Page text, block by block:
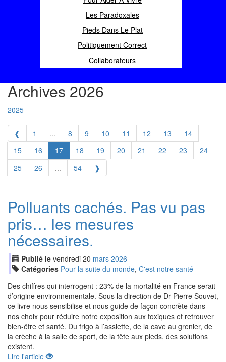
Les Paradoxales
Pieds Dans Le Plat
Politiquement Correct
Collaborateurs
Archives 2026
2025
❰ 1 ... 8 9 10 11 12 13
14
15
16 17 18 19 20 21 22 23
24
25
26 ... 54 ❱
Polluants cachés. Pas vu pas
pris… les mesures
nécessaires.
Publié le vendredi 20 mars 2026
Catégories Pour la suite du monde, C'est notre santé
Des chiffres qui interrogent : 23% de la mortalité en France serait
d’origine environnementale. Sous la direction de Dr Pierre Souvet,
ce livre nous sensibilise et nous guide de façon concrète dans
nos choix pour réduire notre exposition aux toxiques et retrouver
bien-être et santé. Du frigo à l’assiette, de la cave au grenier, de
la crèche à la salle de sport, de la tête aux pieds, des solutions
existent.
Lire l'article